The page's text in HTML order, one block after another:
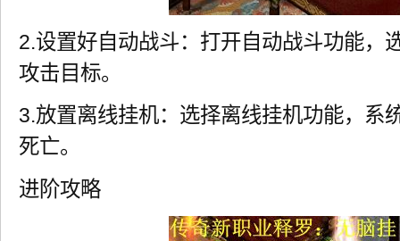
2.设置好自动战斗：打开自动战斗功能，
攻击目标。
3.放置离线挂机：选择离线挂机功能，系
死亡。
进阶攻略